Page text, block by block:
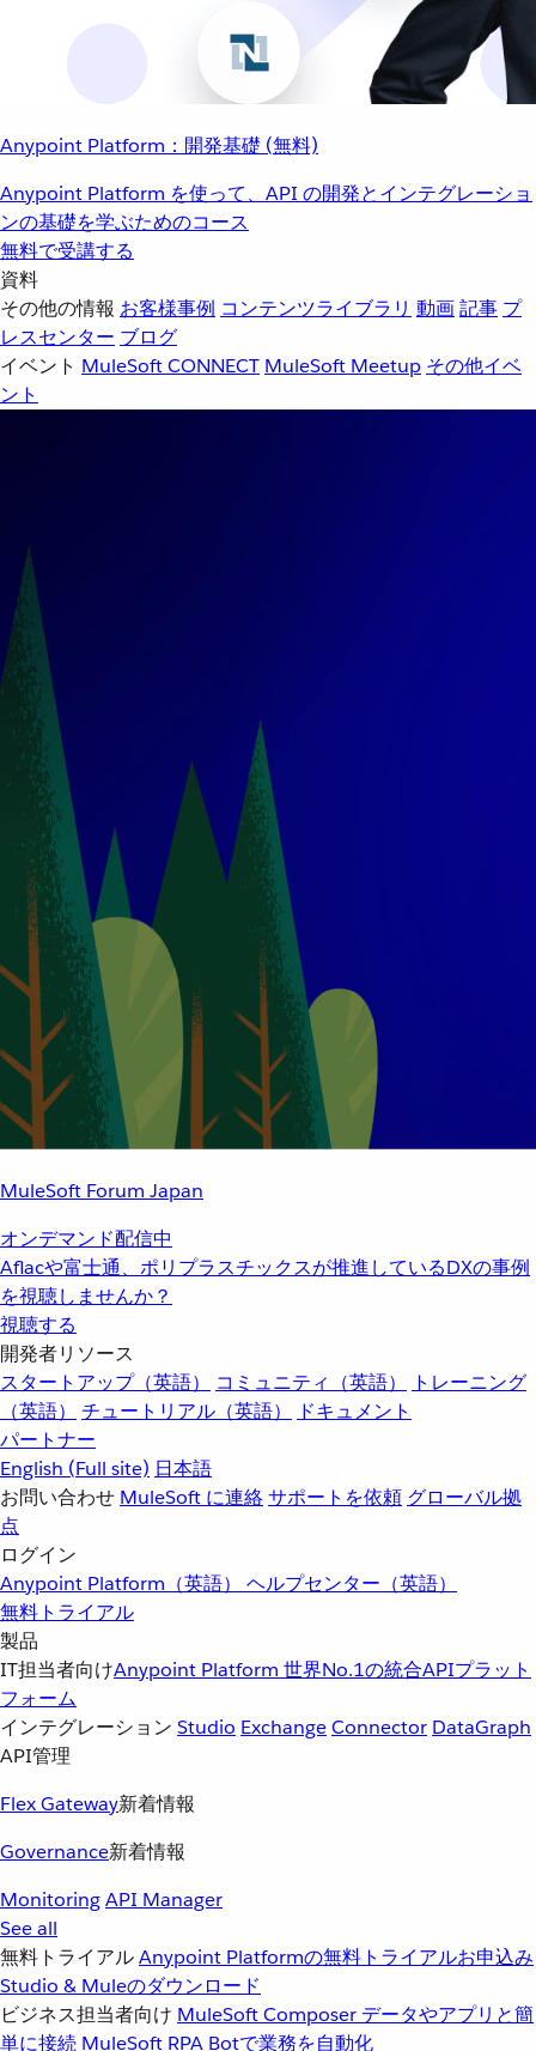
Anypoint Platform：開発基礎 (無料)
Anypoint Platform を使って、API の開発とインテグレーショ
ンの基礎を学ぶためのコース
無料で受講する
資料
その他の情報 お客様事例 コンテンツライブラリ 動画記事 プ
レスセンター ブログ
イベント MuleSoft CONNECT MuleSoft Meetup その他イベ
ント
MuleSoft Forum Japan
オンデマンド配信中
Aflacや富士通、ポリプラスチックスが推進しているDXの事例
を視聴しませんか？
視聴する
開発者リソース
スタートアップ（英語）
コミュニティ（英語）
トレーニング
（英語）
チュートリアル（英語）
ドキュメント
パートナー
English (Full site) 日本語
お問い合わせ MuleSoft に連絡サポートを依頼 グローバル拠
点
ログイン
Anypoint Platform（英語） ヘルプセンター（英語）
無料トライアル
製品
IT担当者向けAnypoint Platform 世界No.1の統合APIプラット
フォーム
インテグレーション Studio ExchangeConnector DataGraph
API管理
Flex Gateway新着情報
Governance新着情報
MonitoringAPI Manager
See all
無料トライアルAnypoint Platformの無料トライアルお申込み
Studio & Muleのダウンロード
ビジネス担当者向け MuleSoft Composer データやアプリと簡
単に接続 MuleSoft RPA Botで業務を自動化